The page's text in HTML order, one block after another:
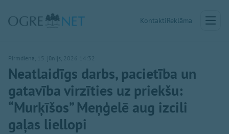
KontaktiReklāma
Pirmdiena, 15. jūnijs, 2026 14:32
Neatlaidīgs darbs, pacietība un
gatavība virzīties uz priekšu:
“Murķīšos” Meņģelē aug izcili
gaļas liellopi